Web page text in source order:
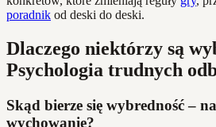
poradnik od deski do deski.
Dlaczego niektórzy są
Psychologia trudnych
Skąd bierze się wybredność –
wychowanie?